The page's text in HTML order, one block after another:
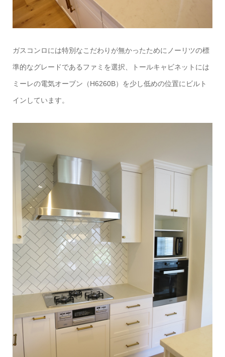
ガスコンロには特別なこだわりが無かったためにノーリツの標
準的なグレードであるファミを選択、トールキャビネットには
ミーレの電気オーブン（H6260B）を少し低めの位置にビルト
インしています。